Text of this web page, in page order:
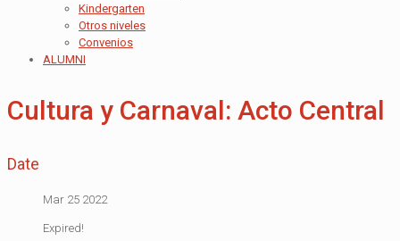
Kindergarten
Otros niveles
Convenios
ALUMNI
Cultura y Carnaval: Acto Central
Date
Mar 25 2022
Expired!